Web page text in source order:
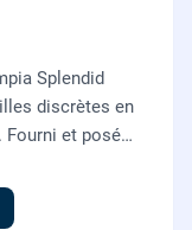
Splendid
discrètes en
Fourni et posé